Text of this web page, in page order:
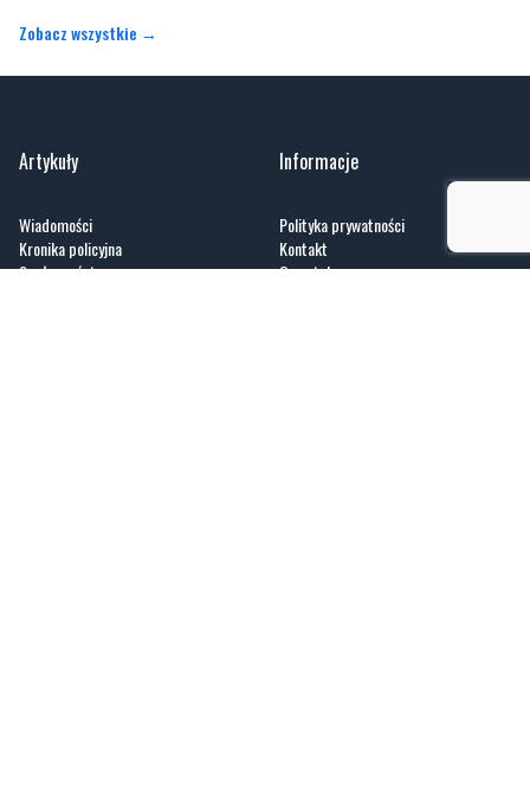
Zobacz wszystkie →
Artykuły
Wiadomości
Kronika policyjna
Społeczeństwo
Informacje
Polityka prywatności
Kontakt
O portalu